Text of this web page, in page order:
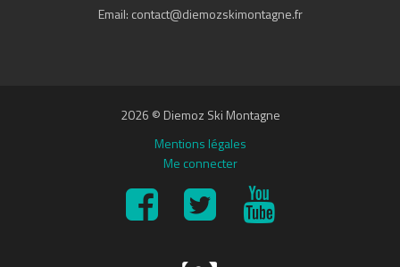
Email: contact@diemozskimontagne.fr
2026 © Diemoz Ski Montagne
Mentions légales
Me connecter